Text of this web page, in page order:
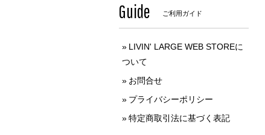
Guide ご利用ガイド
LIVIN' LARGE WEB STOREに
ついて
お問合せ
プライバシーポリシー
特定商取引法に基づく表記